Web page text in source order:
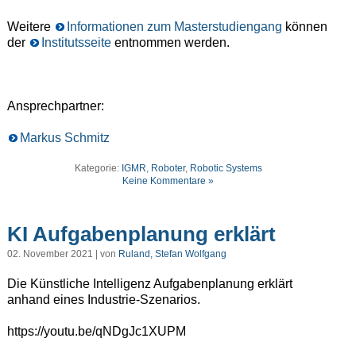
Weitere Informationen zum Masterstudiengang können
der
Institutsseiteentnommen werden.
Ansprechpartner:
Markus Schmitz
Kategorie: IGMR, Roboter, Robotic Systems
Keine Kommentare »
KI Aufgabenplanung erklärt
02. November 2021 | von Ruland, Stefan Wolfgang
Die Künstliche Intelligenz Aufgabenplanung erklärt
anhand eines Industrie-Szenarios.
https://youtu.be/qNDgJc1XUPM